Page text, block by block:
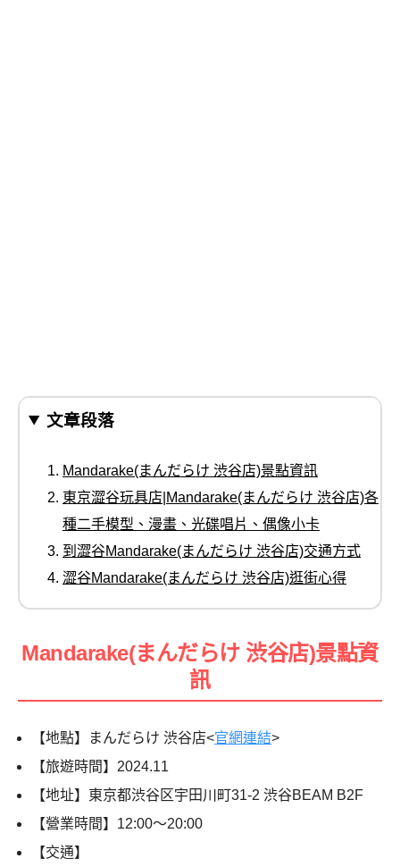
文章段落
Mandarake(まんだらけ 渋谷店)景點資訊
東京澀谷玩具店|Mandarake(まんだらけ 渋谷店)各
種二手模型、漫畫、光碟唱片、偶像小卡
到澀谷Mandarake(まんだらけ 渋谷店)交通方式
澀谷Mandarake(まんだらけ 渋谷店)逛街心得
Mandarake(まんだらけ 渋谷店)景點資
訊
【地點】まんだらけ 渋谷店<官網連結>
【旅遊時間】 2024.11
【地址】東京都渋谷区宇田川町31-2 渋谷BEAM B2F
【營業時間】12:00～20:00
【交通】